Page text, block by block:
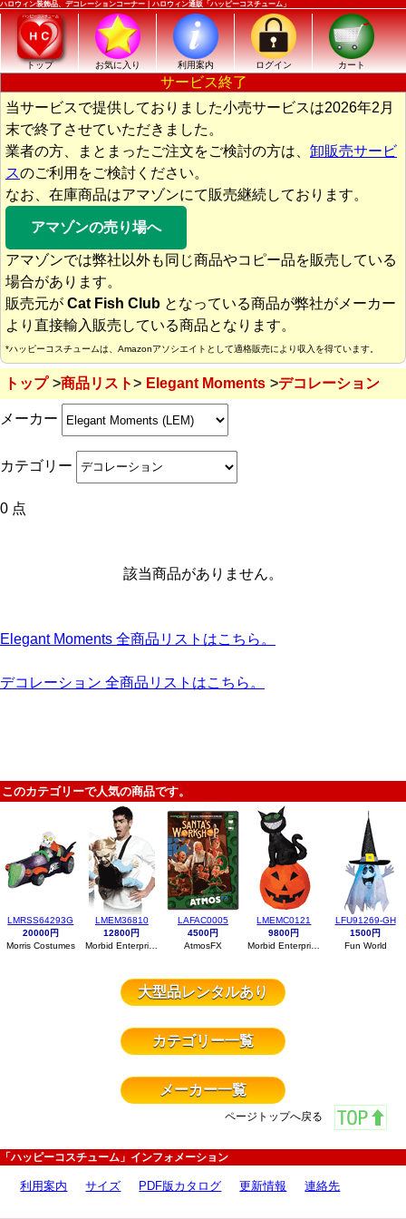
ハロウィン装飾品、デコレーションコーナー｜ハロウィン通販「ハッピーコスチューム」
トップ お気に入り 利用案内 ログイン カート
サービス終了
当サービスで提供しておりました小売サービスは2026年2月
末で終了させていただきました。
業者の方、まとまったご注文をご検討の方は、 卸販売サービ
スのご利用をご検討ください。
なお、在庫商品はアマゾンにて販売継続しております。
アマゾンの売り場へ
アマゾンでは弊社以外も同じ商品やコピー品を販売している
場合があります。
販売元が Cat Fish Club となっている商品が弊社がメーカー
より直接輸入販売している商品となります。
*ハッピーコスチュームは、Amazonアソシエイトとして適格販売により収入を得ています。
トップ 商品リスト Elegant Moments デコレーション
メーカー
カテゴリー
0 点
該当商品がありません。
Elegant Moments 全商品リストはこちら。
デコレーション 全商品リストはこちら。
このカテゴリーで人気の商品です。
LMRSS64293G
20000円
Morris Costumes
LMEM36810
12800円
Morbid Enterprises
LAFAC0005
4500円
AtmosFX
LMEMC0121
9800円
Morbid Enterprises
LFU91269-GH
1500円
Fun World
大型品レンタルあり
カテゴリー一覧
メーカー一覧
ページトップへ戻る
「ハッピーコスチューム」インフォメーション
利用案内 サイズ PDF版カタログ 更新情報 連絡先